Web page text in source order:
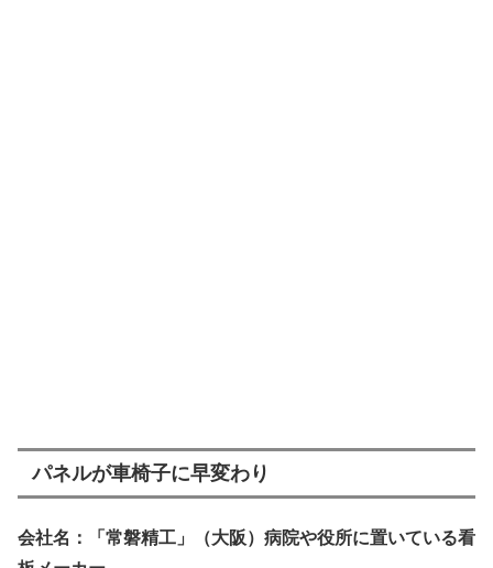
パネルが車椅子に早変わり
会社名：「常磐精工」（大阪）病院や役所に置いている看